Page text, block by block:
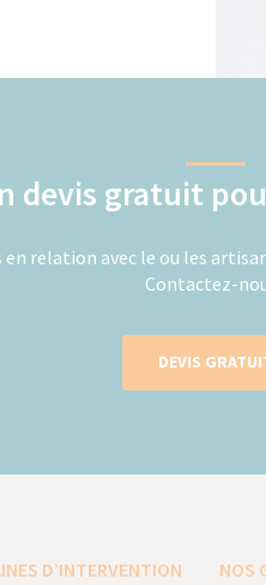
devis gratuit
relation avec le ou les
Contactez-
DEVIS
D’INTERVENTION NOS